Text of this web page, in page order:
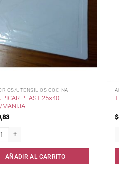
UTENSILIOS COCINA
PICAR PLAST.25×40
MANIJA
AÑADIR AL CARRITO
$